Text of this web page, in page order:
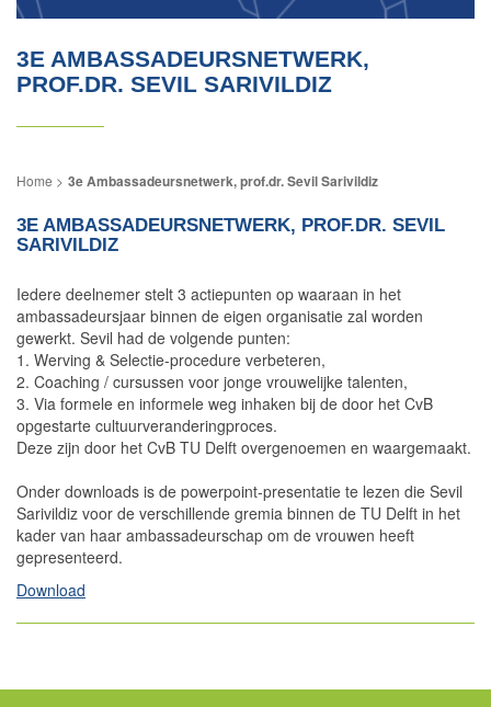
3E AMBASSADEURSNETWERK,
PROF.DR. SEVIL SARIVILDIZ
3e Ambassadeursnetwerk, prof.dr. Sevil Sarivildiz
3E AMBASSADEURSNETWERK, PROF.DR. SEVIL
SARIVILDIZ
Iedere deelnemer stelt 3 actiepunten op waaraan in het
ambassadeursjaar binnen de eigen organisatie zal worden
gewerkt. Sevil had de volgende punten:
1. Werving & Selectie-procedure verbeteren,
2. Coaching / cursussen voor jonge vrouwelijke talenten,
3. Via formele en informele weg inhaken bij de door het CvB
opgestarte cultuurveranderingproces.
Deze zijn door het CvB TU Delft overgenoemen en waargemaakt.
Onder downloads is de powerpoint-presentatie te lezen die Sevil
Sarivildiz voor de verschillende gremia binnen de TU Delft in het
kader van haar ambassadeurschap om de vrouwen heeft
gepresenteerd.
Download